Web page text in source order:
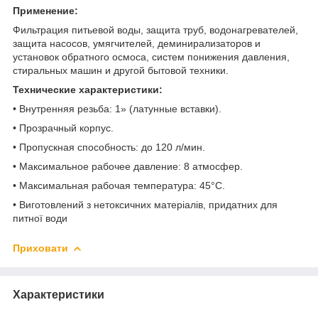
Применение:
Фильтрация питьевой воды, защита труб, водонагревателей,
защита насосов, умягчителей, деминирализаторов и
установок обратного осмоса, систем понижения давления,
стиральных машин и другой бытовой техники.
Технические характеристики:
• Внутренняя резьба: 1» (латунные вставки).
• Прозрачный корпус.
• Пропускная способность: до 120 л/мин.
• Максимальное рабочее давление: 8 атмосфер.
• Максимальная рабочая температура: 45°С.
• Виготовлений з нетоксичних матеріалів, придатних для
питної води
Приховати
Характеристики